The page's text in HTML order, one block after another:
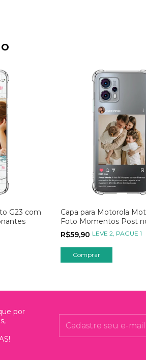
G23 com
Capa para Motorola
Foto Momentos Post
Instagram
R$59,90 LEVE 2, PAGUE 1
Comprar
por